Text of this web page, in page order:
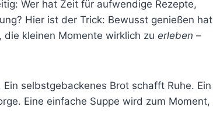
Wer hat Zeit für aufwendige Rezepte,
Hier ist der Trick: Bewusst genießen hat
kleinen Momente wirklich zu erleben –
selbstgebackenes Brot schafft Ruhe. Ein
Eine einfache Suppe wird zum Moment,